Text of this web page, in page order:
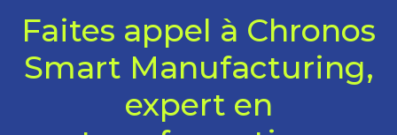
Faites appel à Chronos
Smart Manufacturing,
expert en